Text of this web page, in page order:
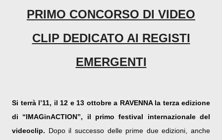
PRIMO CONCORSO DI VIDEO
CLIP DEDICATO AI REGISTI
EMERGENTI
Si terrà l’11, il 12 e 13 ottobre a RAVENNA la terza edizione
di “IMAGinACTION”, il primo festival internazionale del
videoclip. Dopo il successo delle prime due edizioni, anche